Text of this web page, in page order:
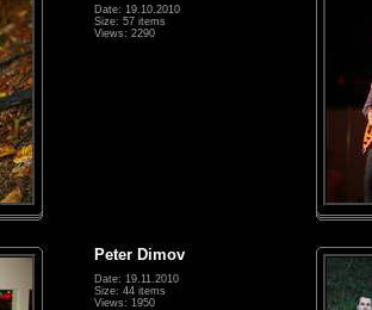
Date: 19.10.2010
Size: 57 items
Views: 2290
Peter Dimov
Date: 19.11.2010
Size: 44 items
Views: 1950